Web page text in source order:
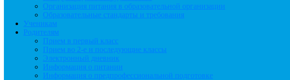
Организация питания в образовательной организации
Образовательные стандарты и требования
Ученикам
Родителям
Прием в первый класс
Прием во 2-е и последующие классы
Электронный дневник
Информация о питании
Информация о предпрофессиональной подготовке